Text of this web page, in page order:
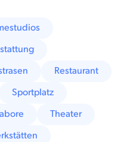
Restaurant
Sportplatz
Theater